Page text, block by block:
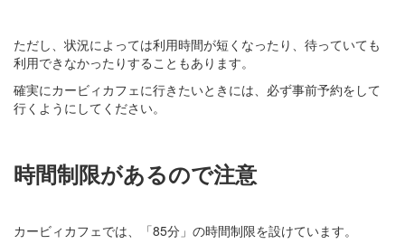
ただし、状況によっては利用時間が短くなったり、待っていても
利用できなかったりすることもあります。
確実にカービィカフェに行きたいときには、必ず事前予約をして
行くようにしてください。
時間制限があるので注意
カービィカフェでは、「85分」の時間制限を設けています。